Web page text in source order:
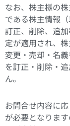
なお、株主様の
である株主情報
訂正、削除、追
定が適用され、
変更・売却・名
を訂正・削除・
ん。
お問合せ内容に
が必要となりま